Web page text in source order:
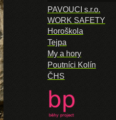
PAVOUCI s.r.o.
WORK SAFETY
Horoškola
Tejpa
My a hory
Poutníci Kolín
ČHS